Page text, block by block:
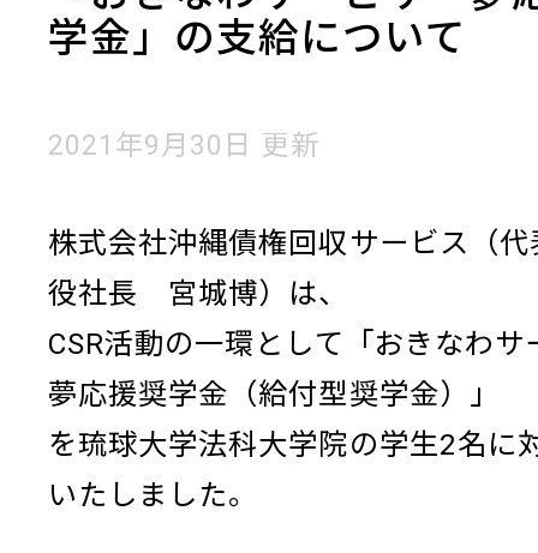
学金」の支給について
2021年9月30日 更新
株式会社沖縄債権回収サービス（代
役社長 宮城博）は、
CSR活動の一環として「おきなわサ
夢応援奨学金（給付型奨学金）」
を琉球大学法科大学院の学生2名に
いたしました。